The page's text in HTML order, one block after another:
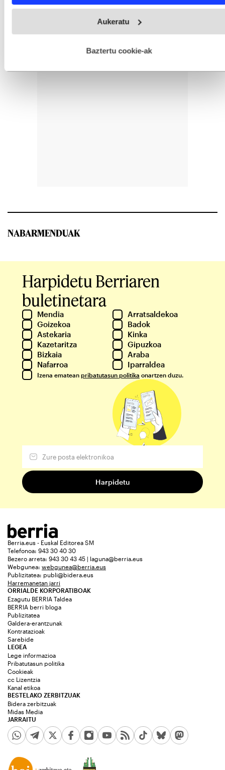
fitxategiak erabiltzen ditu. Zure esperientzia eta zerbitzuak
esplizitua ematen diguzu.Gehiago irakurri
Aukeratu
Baztertu cookie-ak
NABARMENDUAK
Harpidetu Berriaren
buletinetara
Mendia
Arratsaldekoa
Goizekoa
Badok
Astekaria
Kinka
Kazetaritza
Gipuzkoa
Bizkaia
Araba
Nafarroa
Iparraldea
Izena ematean pribatutasun politika onartzen duzu.
Berria.eus - Euskal Editorea SM
Telefonoa: 943 30 40 30
Bezero arreta: 943 30 43 45 | laguna@berria.eus
Webgunea: webgunea@berria.eus
Publizitatea: publi@bidera.eus
Harremanetan jarri
ORRIALDE KORPORATIBOAK
Ezagutu BERRIA Taldea
BERRIA berri bloga
Publizitatea
Galdera-erantzunak
Kontratazioak
Sarebide
JARRAITU
LEGEA
Lege informazioa
Pribatutasun politika
Cookieak
cc Lizentzia
Kanal etikoa
BESTELAKO ZERBITZUAK
Bidera zerbitzuak
Midas Media